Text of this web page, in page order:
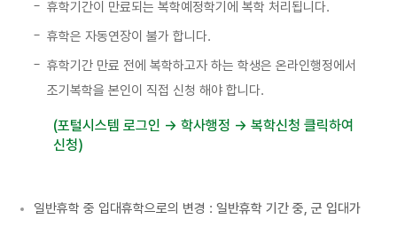
휴학기간이 만료되는 복학예정학기에 복학 처리됩니다.
휴학은 자동연장이 불가 합니다.
휴학기간 만료 전에 복학하고자 하는 학생은 온라인행정에서
조기복학을 본인이 직접 신청 해야 합니다.
(포털시스템 로그인 → 학사행정 → 복학신청 클릭하여
신청)
일반휴학 중 입대휴학으로의 변경 :일반휴학 기간 중, 군 입대가